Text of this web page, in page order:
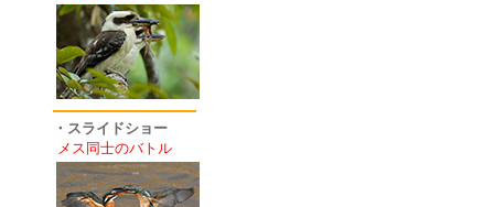
・スライドショー
メス同士のバトル